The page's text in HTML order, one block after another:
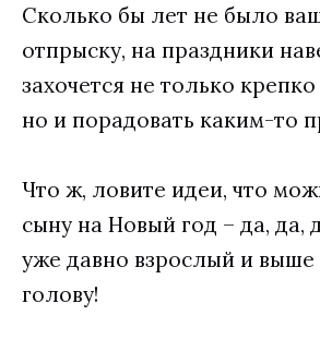
Сколько бы лет не было
отпрыску, на праздники
захочется не только крепко
но и порадовать каким-то
Что ж, ловите идеи, что
сыну на Новый год – да, да,
уже давно взрослый и выше
голову!